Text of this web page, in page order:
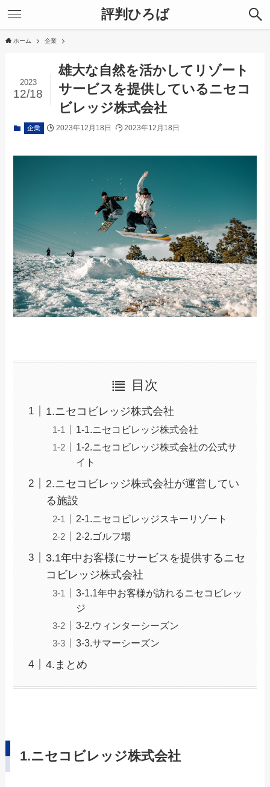
評判ひろば
ホーム 企業
雄大な自然を活かしてリゾート
サービスを提供しているニセコ
ビレッジ株式会社
2023
12/18
企業 2023年12月18日 2023年12月18日
目次
1.ニセコビレッジ株式会社
1-1.ニセコビレッジ株式会社
1-2.ニセコビレッジ株式会社の公式サ
イト
2.ニセコビレッジ株式会社が運営してい
る施設
2-1.ニセコビレッジスキーリゾート
2-2.ゴルフ場
3.1年中お客様にサービスを提供するニセ
コビレッジ株式会社
3-1.1年中お客様が訪れるニセコビレッ
ジ
3-2.ウィンターシーズン
3-3.サマーシーズン
4.まとめ
1.ニセコビレッジ株式会社